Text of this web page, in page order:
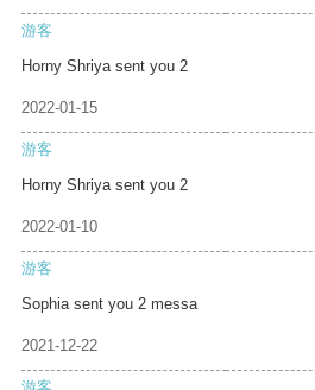
游客
Horny Shriya sent you 2
2022-01-15
游客
Horny Shriya sent you 2
2022-01-10
游客
Sophia sent you 2 messa
2021-12-22